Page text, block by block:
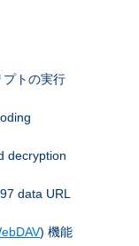
トの実行
decryption
data URL
) 機能